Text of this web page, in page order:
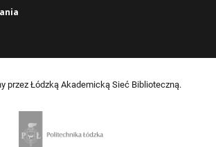
przez Łódzką Akademicką Sieć Biblioteczną.